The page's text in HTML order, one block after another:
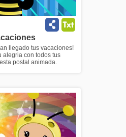
llegado tus vacaciones!
alegria con todos tus
postal animada.